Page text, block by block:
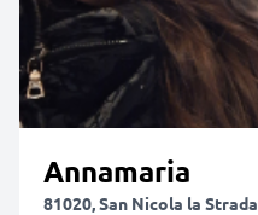
Annamaria
81020, San Nicola la Strada